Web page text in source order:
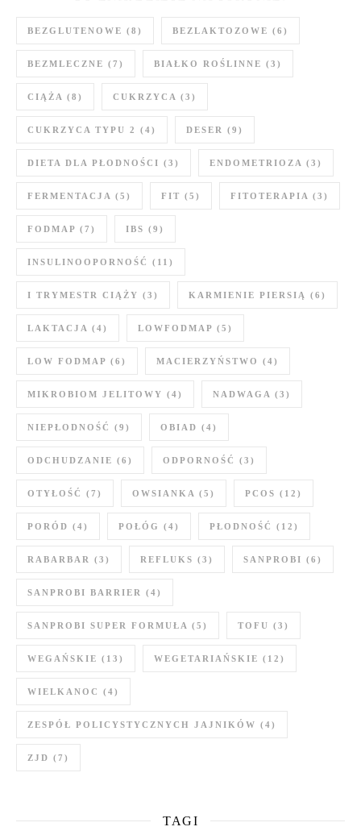
BEZGLUTENOWE (8) BEZLAKTOZOWE (6)
BEZMLECZNE (7) BIAŁKO ROŚLINNE (3)
CIĄŻA (8) CUKRZYCA (3)
CUKRZYCA TYPU 2 (4) DESER (9)
DIETA DLA PŁODNOŚCI (3) ENDOMETRIOZA (3)
FERMENTACJA (5) FIT (5) FITOTERAPIA (3)
FODMAP (7) IBS (9)
INSULINOOPORNOŚĆ (11)
I TRYMESTR CIĄŻY (3) KARMIENIE PIERSIĄ (6)
LAKTACJA (4) LOWFODMAP (5)
LOW FODMAP (6) MACIERZYŃSTWO (4)
MIKROBIOM JELITOWY (4) NADWAGA (3)
NIEPŁODNOŚĆ (9) OBIAD (4)
ODCHUDZANIE (6) ODPORNOŚĆ (3)
OTYŁOŚĆ (7) OWSIANKA (5) PCOS (12)
PORÓD (4) POŁÓG (4) PŁODNOŚĆ (12)
RABARBAR (3) REFLUKS (3) SANPROBI (6)
SANPROBI BARRIER (4)
SANPROBI SUPER FORMUŁA (5) TOFU (3)
WEGAŃSKIE (13) WEGETARIAŃSKIE (12)
WIELKANOC (4)
ZESPÓŁ POLICYSTYCZNYCH JAJNIKÓW (4)
ZJD (7)
TAGI